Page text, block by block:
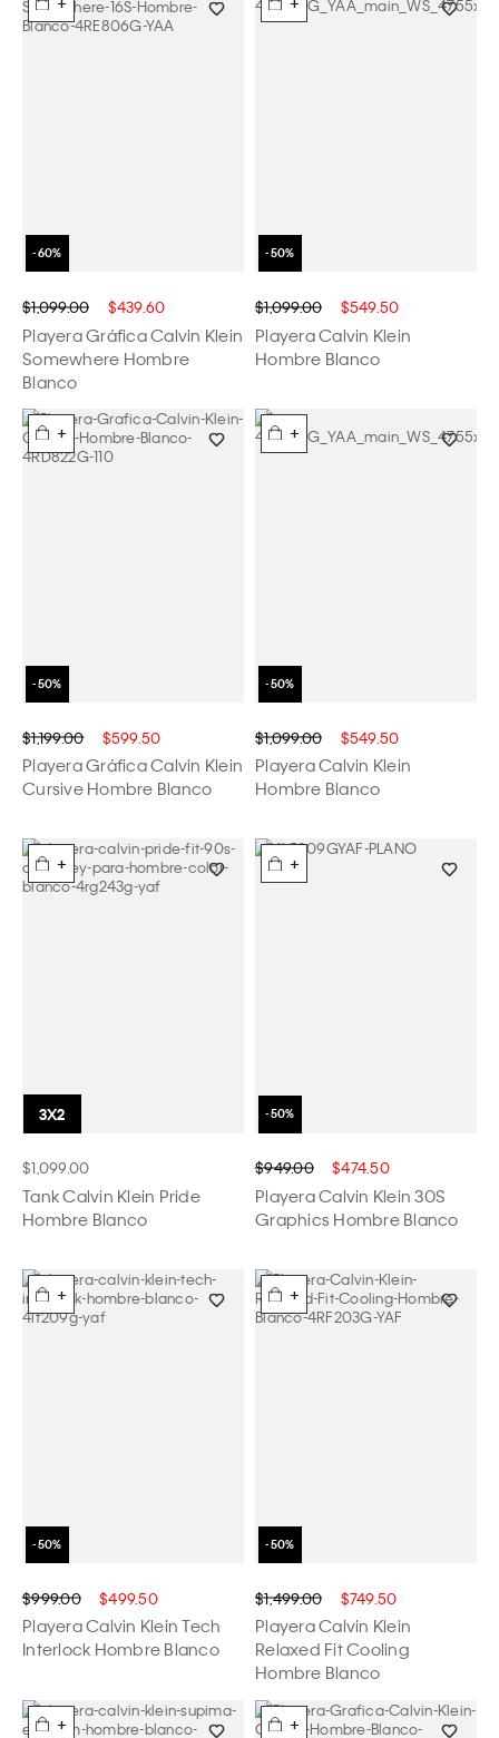
$1,099.00 $439.60
Playera Gráfica Calvin Klein
Somewhere Hombre
Blanco
$1,099.00 $549.50
Playera Calvin Klein
Hombre Blanco
+
$1,199.00 $599.50
Playera Gráfica Calvin Klein
Cursive Hombre Blanco
+
$1,099.00 $549.50
Playera Calvin Klein
Hombre Blanco
+
$1,099.00
Tank Calvin Klein Pride
Hombre Blanco
+
$949.00 $474.50
Playera Calvin Klein 30S
Graphics Hombre Blanco
+
$999.00 $499.50
Playera Calvin Klein Tech
Interlock Hombre Blanco
+
$1,499.00 $749.50
Playera Calvin Klein
Relaxed Fit Cooling
Hombre Blanco
+ +